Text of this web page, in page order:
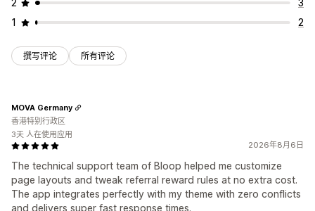
2
3
1
2
撰写评论 所有评论
2026年8月6日
The technical support team of Bloop helped me customize
page layouts and tweak referral reward rules at no extra cost.
The app integrates perfectly with my theme with zero conflicts
and delivers super fast response times.
MOVA Germany
香港特别行政区
3天 人在使用应用